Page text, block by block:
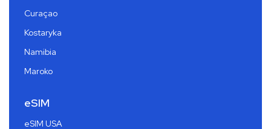
Curaçao
Kostaryka
Namibia
Maroko
eSIM
eSIM USA